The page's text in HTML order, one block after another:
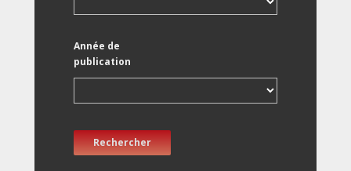
Année de
publication
Rechercher